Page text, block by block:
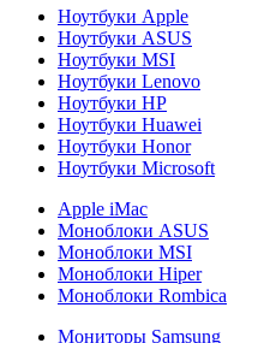
Ноутбуки Apple
Ноутбуки ASUS
Ноутбуки MSI
Ноутбуки Lenovo
Ноутбуки HP
Ноутбуки Huawei
Ноутбуки Honor
Ноутбуки Microsoft
Apple iMac
Моноблоки ASUS
Моноблоки MSI
Моноблоки Hiper
Моноблоки Rombica
Мониторы Samsung